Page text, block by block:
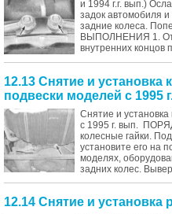
и 1994 г.г. вып.)
задок автомобиля
задние колеса.
ВЫПОЛНЕНИЯ 1.
внутренних концов
12.13 Снятие и установка
подвески моделей с 1995
Снятие и
с 1995 г. вып.
колесные гайки.
установите его на
моделях,
задних колес.
12.14 Снятие и установка